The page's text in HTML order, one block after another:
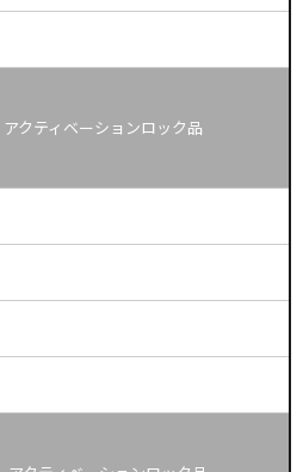
クティベーションロック品